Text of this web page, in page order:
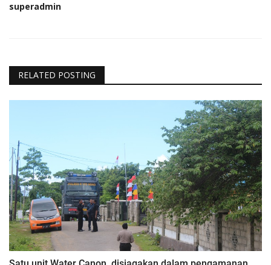
superadmin
RELATED POSTING